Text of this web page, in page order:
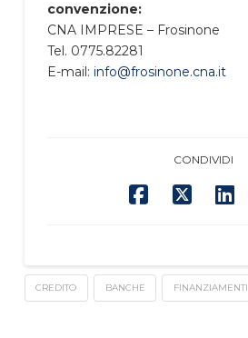
convenzione:
CNA IMPRESE – Frosinone
Tel. 0775.82281
E-mail: info@frosinone.cna.it
CONDIVIDI
CREDITO BANCHE FINANZIAMENTI